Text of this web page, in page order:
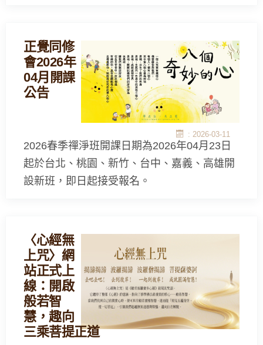
正覺同修
會2026年
04月開課
公告
: 2026-03-11
2026春季禪淨班開課日期為2026年04月23日
起於台北、桃園、新竹、台中、嘉義、高雄開
設新班，即日起接受報名。
〈心經無
上咒〉網
站正式上
線：開啟
般若智
慧，趣向
三乘菩提正道